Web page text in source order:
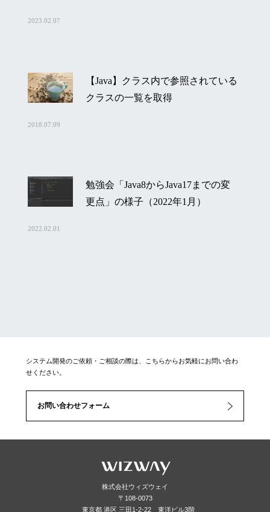
2023.02.07
【Java】クラス内で参照されている
クラスの一覧を取得
2018.07.09
勉強会「Java8からJava17までの変
更点」の様子（2022年1月）
2022.02.01
システム開発のご依頼・ご相談の際は、こちらからお気軽にお問い合わ
せください。
お問い合わせフォーム
株式会社ウィズウェイ
〒108-0073
東京都 港区 三田1-2-22 東洋ビル3階